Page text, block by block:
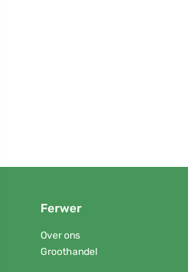
Ferwer
Over ons
Groothandel